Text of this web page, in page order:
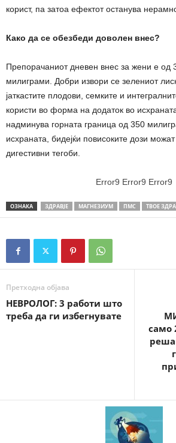
корист, па затоа ефектот останува
Како да се обезбеди доволен внес?
Препорачаниот дневен внес за жени е од
милиграми. Добри извори се зелениот
јаткастите плодови, семките и
користи во форма на додаток во
надминува горната граница од 350
исхраната, бидејќи повисоките дози
дигестивни тегоби.
Error9 Error9 Error9
ОЗНАКА ЗДРАВЈЕ МАГНЕЗИУМ ПМС ТВОЕ
Претходна објава
НЕВРОЛОГ: 3 работи што
треба да ги избегнувате
само